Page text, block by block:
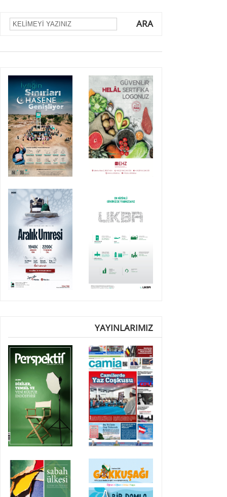
ARA
YAYINLARIMIZ